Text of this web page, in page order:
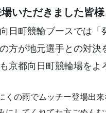
いただきました皆
日町競輪ブースでは「
方が地元選手との対決
京都向日町競輪場をよ
くの雨でムッチー登場出